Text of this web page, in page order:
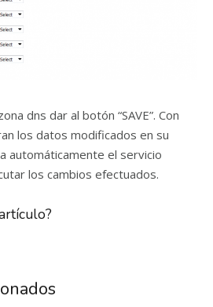
dns dar al botón “SAVE”. Con
los datos modificados en su
automáticamente el servicio
los cambios efectuados.